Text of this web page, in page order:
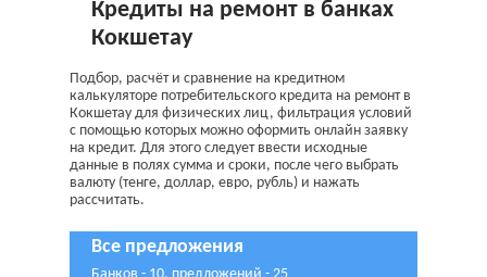
Кредиты на ремонт в банках
Кокшетау
Подбор, расчёт и сравнение на кредитном
калькуляторе потребительского кредита на ремонт в
Кокшетау для физических лиц, фильтрация условий
с помощью которых можно оформить онлайн заявку
на кредит. Для этого следует ввести исходные
данные в полях сумма и сроки, после чего выбрать
валюту (тенге, доллар, евро, рубль) и нажать
рассчитать.
Все предложения